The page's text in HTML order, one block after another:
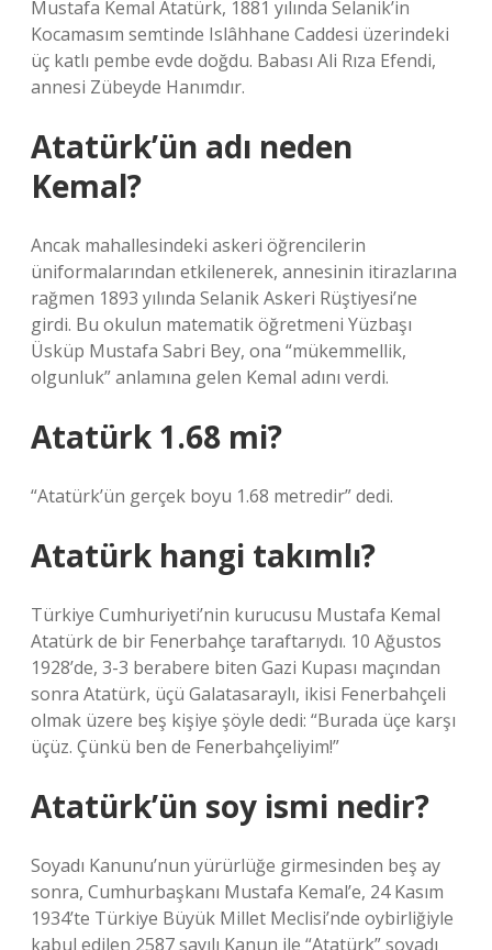
Mustafa Kemal Atatürk, 1881 yılında Selanik’in
Kocamasım semtinde Islâhhane Caddesi üzerindeki
üç katlı pembe evde doğdu. Babası Ali Rıza Efendi,
annesi Zübeyde Hanımdır.
Atatürk’ün adı neden
Kemal?
Ancak mahallesindeki askeri öğrencilerin
üniformalarından etkilenerek, annesinin itirazlarına
rağmen 1893 yılında Selanik Askeri Rüştiyesi’ne
girdi. Bu okulun matematik öğretmeni Yüzbaşı
Üsküp Mustafa Sabri Bey, ona “mükemmellik,
olgunluk” anlamına gelen Kemal adını verdi.
Atatürk 1.68 mi?
“Atatürk’ün gerçek boyu 1.68 metredir” dedi.
Atatürk hangi takımlı?
Türkiye Cumhuriyeti’nin kurucusu Mustafa Kemal
Atatürk de bir Fenerbahçe taraftarıydı. 10 Ağustos
1928’de, 3-3 berabere biten Gazi Kupası maçından
sonra Atatürk, üçü Galatasaraylı, ikisi Fenerbahçeli
olmak üzere beş kişiye şöyle dedi: “Burada üçe karşı
üçüz. Çünkü ben de Fenerbahçeliyim!”
Atatürk’ün soy ismi nedir?
Soyadı Kanunu’nun yürürlüğe girmesinden beş ay
sonra, Cumhurbaşkanı Mustafa Kemal’e, 24 Kasım
1934’te Türkiye Büyük Millet Meclisi’nde oybirliğiyle
kabul edilen 2587 sayılı Kanun ile “Atatürk” soyadı